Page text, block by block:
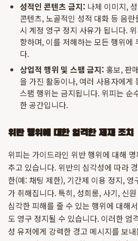
성적인 콘텐츠 금지: 나체 이미지,
콘텐츠, 노골적인 성적 대화 등 음
시 계정 영구 정지 사유가 됩니다.
향하며, 이를 저해하는 모든 행위에
다.
상업적 행위 및 스팸 금지: 홍보, 판
을 가진 활동이나, 여러 사용자에게
스팸 행위는 금지됩니다. 위피는 순
한 공간입니다.
위반 행위에 대한 엄격한 제재 조치
위피는 가이드라인 위반 행위에 대해
추고 있습니다. 위반의 심각성에 따라
한(예: 채팅 제한), 기간제 이용 정지, 영
가 취해집니다. 특히, 성희롱, 사기, 신
심각한 피해를 줄 수 있는 행위에 대해
도 영구 정지될 수 있습니다. 이러한 엄
성 유저에게 강력한 경고 메시지를 보